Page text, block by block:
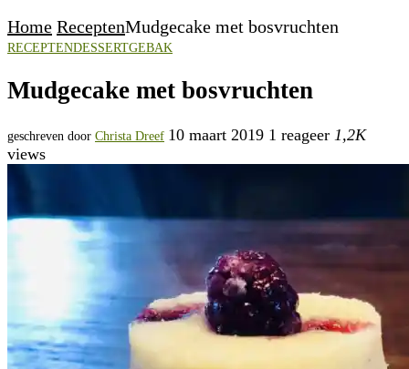
Home ReceptenMudgecake met bosvruchten
RECEPTENDESSERTGEBAK
Mudgecake met bosvruchten
geschreven door Christa Dreef 10 maart 2019 1 reageer 1,2K
views